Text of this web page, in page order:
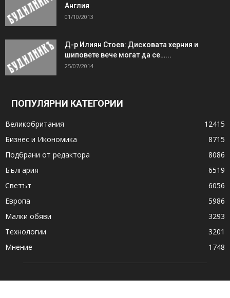
Англия
01/10/2013
Д-р Илиян Стоев: Дисковата херния и
шиповете вече могат да се…...
25/07/2014
ПОПУЛЯРНИ КАТЕГОРИИ
Великобритания
12415
Бизнес и Икономика
8715
Подбрани от редактора
8086
България
6519
Светът
6056
Европа
5986
Малки обяви
3293
Технологии
3201
Мнение
1748